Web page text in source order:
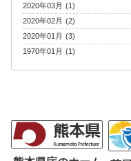
2020年03月 (1)
2020年02月 (2)
2020年01月 (3)
1970年01月 (1)